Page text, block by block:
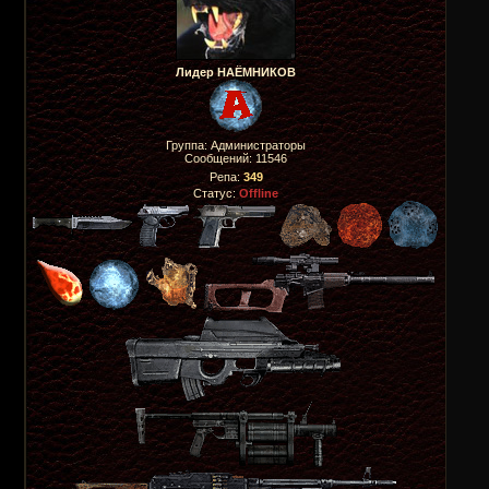
Лидер НАЁМНИКОВ
Группа: Администраторы
Сообщений: 11546
Репа: 349
Статус: Offline